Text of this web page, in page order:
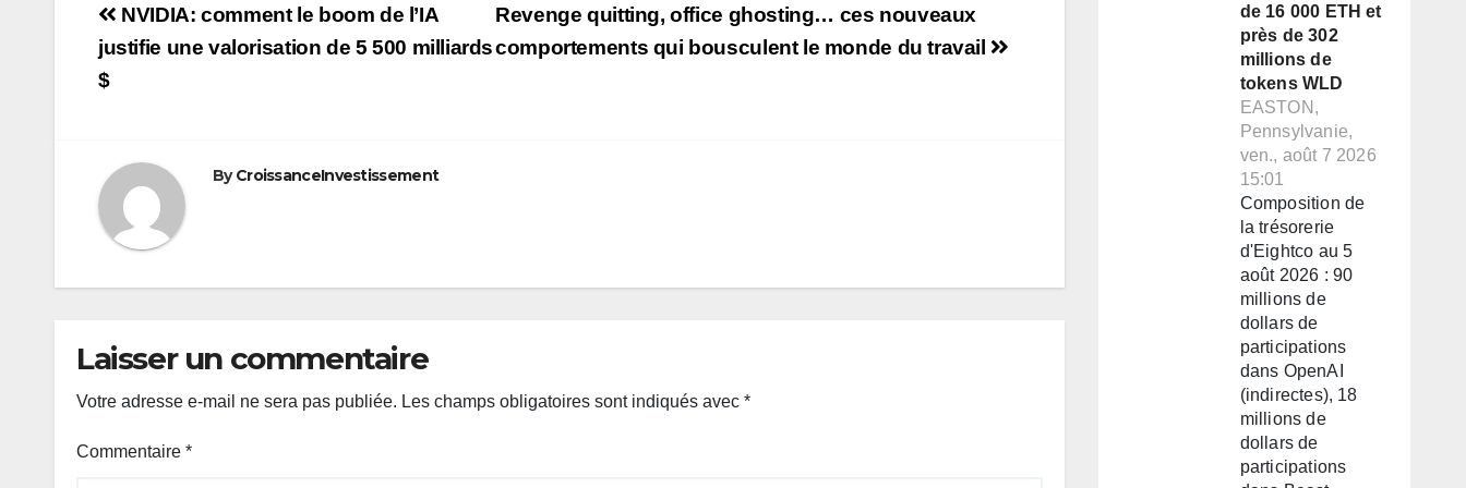
Navigation
de
l’article
Revenge quitting, office ghosting… ces nouveaux
comportements qui bousculent le monde du travail
NVIDIA: comment le boom de l’IA
justifie une valorisation de 5 500 milliards
$
ByCroissanceInvestissement
Laisser un commentaire
Votre adresse e-mail ne sera pas publiée. Les champs obligatoires sont indiqués avec *
Commentaire *
de 16 000 ETH et
près de 302
millions de
tokens WLD
EASTON,
Pennsylvanie,
ven., août 7 2026
15:01
Composition de
la trésorerie
d'Eightco au 5
août 2026 : 90
millions de
dollars de
participations
dans OpenAI
(indirectes), 18
millions de
dollars de
participations